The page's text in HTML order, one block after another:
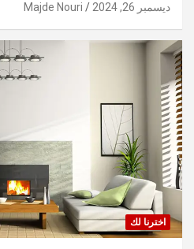
ديسمبر 26, 2024 Majde Nouri
اخترنا لك